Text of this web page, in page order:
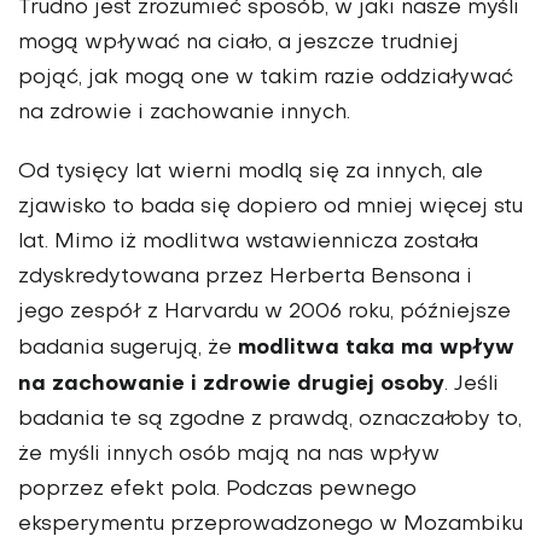
Trudno jest zrozumieć sposób, w jaki nasze myśli
mogą wpływać na ciało, a jeszcze trudniej
pojąć, jak mogą one w takim razie oddziaływać
na zdrowie i zachowanie innych.
Od tysięcy lat wierni modlą się za innych, ale
zjawisko to bada się dopiero od mniej więcej stu
lat. Mimo iż modlitwa wstawiennicza została
zdyskredytowana przez Herberta Bensona i
jego zespół z Harvardu w 2006 roku, późniejsze
badania sugerują, że modlitwa taka ma wpływ
na zachowanie i zdrowie drugiej osoby. Jeśli
badania te są zgodne z prawdą, oznaczałoby to,
że myśli innych osób mają na nas wpływ
poprzez efekt pola. Podczas pewnego
eksperymentu przeprowadzonego w Mozambiku